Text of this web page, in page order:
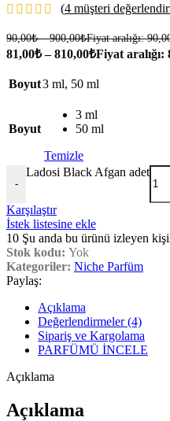
(4 müşteri
90,00₺ –900,00₺Fiyat aralığı:
81,00₺ –810,00₺Fiyat aralığı:
Boyut3 ml, 50 ml
Boyut
3 ml
50 ml
Temizle
-
Ladosi Black Afgan adet
Karşılaştır
İstek listesine ekle
10 Şu anda bu ürünü izleyen
Stok kodu: Yok
Kategoriler: Niche Parfüm
Paylaş:
Açıklama
Değerlendirmeler (4)
Sipariş ve Kargolama
PARFÜMÜ İNCELE
Açıklama
Açıklama